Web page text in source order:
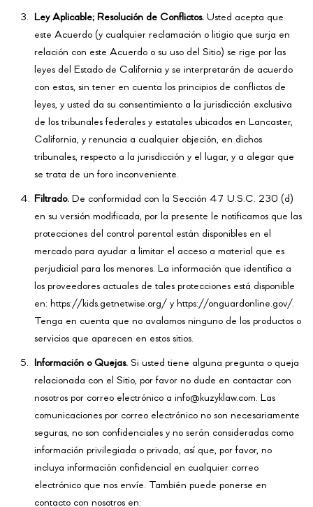
Ley Aplicable; Resolución de Conflictos. Usted acepta que
este Acuerdo (y cualquier reclamación o litigio que surja en
relación con este Acuerdo o su uso del Sitio) se rige por las
leyes del Estado de California y se interpretarán de acuerdo
con estas, sin tener en cuenta los principios de conflictos de
leyes, y usted da su consentimiento a la jurisdicción exclusiva
de los tribunales federales y estatales ubicados en Lancaster,
California, y renuncia a cualquier objeción, en dichos
tribunales, respecto a la jurisdicción y el lugar, y a alegar que
se trata de un foro inconveniente.
Filtrado. De conformidad con la Sección 47 U.S.C. 230 (d)
en su versión modificada, por la presente le notificamos que las
protecciones del control parental están disponibles en el
mercado para ayudar a limitar el acceso a material que es
perjudicial para los menores. La información que identifica a
los proveedores actuales de tales protecciones está disponible
en: https://kids.getnetwise.org/ y https://onguardonline.gov/.
Tenga en cuenta que no avalamos ninguno de los productos o
servicios que aparecen en estos sitios.
Información o Quejas. Si usted tiene alguna pregunta o queja
relacionada con el Sitio, por favor no dude en contactar con
nosotros por correo electrónico a info@kuzyklaw.com. Las
comunicaciones por correo electrónico no son necesariamente
seguras, no son confidenciales y no serán consideradas como
información privilegiada o privada, así que, por favor, no
incluya información confidencial en cualquier correo
electrónico que nos envíe. También puede ponerse en
contacto con nosotros en: